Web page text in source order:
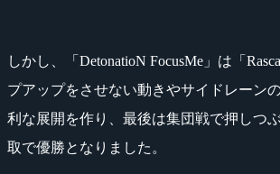
しかし、「DetonatioN FocusMe」は「
プアップをさせない動きやサイドレーン
利な展開を作り、最後は集団戦で押しつ
取で優勝となりました。